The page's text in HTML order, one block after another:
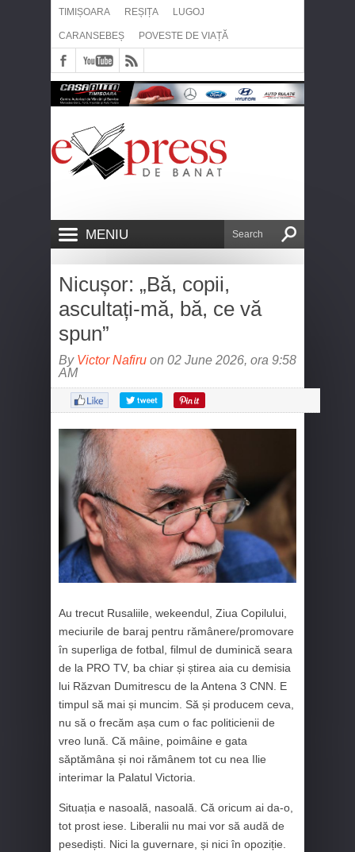
TIMIȘOARA REȘIȚA LUGOJ
CARANSEBEȘ POVESTE DE VIAȚĂ
MENIU
Nicușor: „Bă, copii,
ascultați-mă, bă, ce vă
spun”
By Victor Nafiru on 02 June 2026, ora 9:58
AM
Au trecut Rusaliile, wekeendul, Ziua Copilului,
meciurile de baraj pentru rămânere/promovare
în superliga de fotbal, filmul de duminică seara
de la PRO TV, ba chiar și știrea aia cu demisia
lui Răzvan Dumitrescu de la Antena 3 CNN. E
timpul să mai și muncim. Să și producem ceva,
nu să o frecăm așa cum o fac politicienii de
vreo lună. Că mâine, poimâine e gata
săptămâna și noi rămânem tot cu nea Ilie
interimar la Palatul Victoria.
Situația e nasoală, nasoală. Că oricum ai da-o,
tot prost iese. Liberalii nu mai vor să audă de
pesediști. Nici la guvernare, și nici în opoziție.